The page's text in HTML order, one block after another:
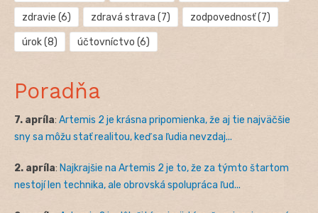
zdravie (6) zdravá strava (7) zodpovednosť(7)
úrok(8) účtovníctvo (6)
Poradňa
7. apríla: Artemis 2 je krásna pripomienka, že aj tie najväčšie
sny sa môžu stať realitou, keď sa ľudia nevzdaj...
2. apríla: Najkrajšie na Artemis 2 je to, že za týmto štartom
nestojí len technika, ale obrovská spolupráca ľud...